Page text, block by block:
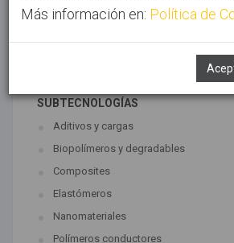
Más información en: Política de
TECNOLOGÍAS ASOCIADAS
SUBTECNOLOGÍAS
Aditivos y cargas
Biopolímeros y degradables
Composites
Elastómeros
Nanomateriales
Polímeros conductores